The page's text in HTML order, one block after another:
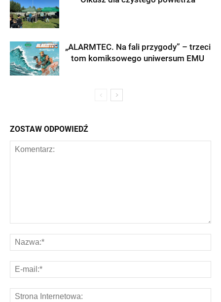
„ALARMTEC. Na fali przygody” – trzeci
tom komiksowego uniwersum EMU
ZOSTAW ODPOWIEDŹ